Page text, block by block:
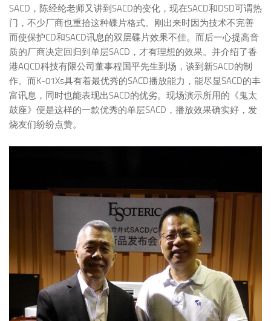
SACD，陈经纶老师又讲到SACD的变化，现在SACD和DSD可谓热
门，不少厂商也重拾这种碟片格式。刚出来时因为技术不完善
而使保护CD和SACD讯息的双层碟片效果不佳。而后一心提高音
质的厂商决定回归到单层SACD，才有理想的效果。并介绍了香
港AQCD科技有限公司董事程国平先生到场，谈到新SACD的制
作。而K-01Xs具有着最优秀的SACD播放能力，能尽显SACD的丰
富讯息，同时也能表现出SACD的优劣。现场演示所用的《鬼太
鼓座》便是这样的一款优秀的单层SACD，播放效果确实好，发
烧友们纷纷点赞。